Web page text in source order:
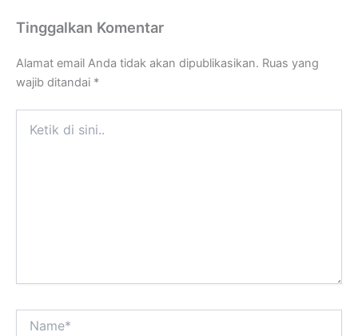
Tinggalkan Komentar
Alamat email Anda tidak akan dipublikasikan. Ruas yang
wajib ditandai *